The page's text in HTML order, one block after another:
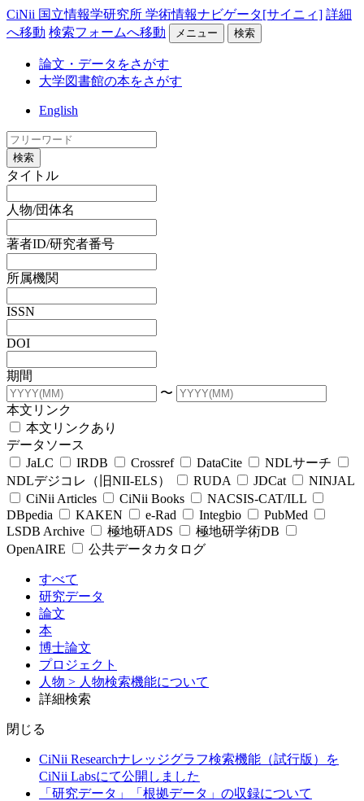
CiNii 国立情報学研究所 学術情報ナビゲータ[サイニィ] 詳細
へ移動 検索フォームへ移動 メニュー 検索
論文・データをさがす
大学図書館の本をさがす
English
検索
タイトル
人物/団体名
著者ID/研究者番号
所属機関
ISSN
DOI
期間
〜
本文リンク
本文リンクあり
データソース
JaLC
IRDB Crossref DataCite
NDLサーチ
NDLデジコレ（旧NII-ELS）
RUDA JDCat
NINJAL
CiNii Articles
CiNii Books
NACSIS-CAT/ILL
DBpedia
KAKEN e-Rad Integbio
PubMed
LSDB Archive
極地研ADS
極地研学術DB
OpenAIRE
公共データカタログ
すべて
研究データ
論文
本
博士論文
プロジェクト
人物 > 人物検索機能について
詳細検索
閉じる
CiNii Researchナレッジグラフ検索機能（試行版）を
CiNii Labsにて公開しました
「研究データ」「根拠データ」の収録について